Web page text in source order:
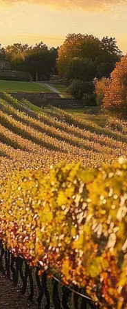
della
Dal 2021 la
Nel
vinicola.
La
modo